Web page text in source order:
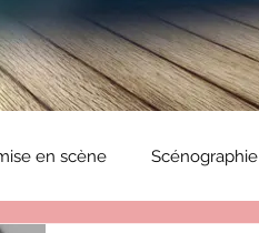
en scène Scénographie